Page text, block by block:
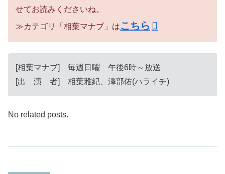
せてお読みくださいね。
≫カテゴリ「相葉マナブ」はこちら
[相葉マナブ] 毎週日曜 午後6時～放送
[出 演 者] 相葉雅紀、澤部佑(ハライチ)
No related posts.